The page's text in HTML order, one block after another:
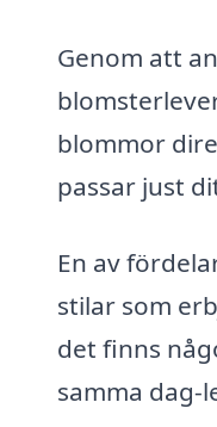
Genom att
blommor
passar just
En av
stilar som
det finns
samma dag-